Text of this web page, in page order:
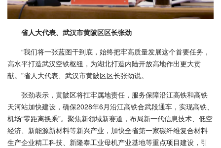
省人大代表、武汉市黄陂区区长张劲
“我们将一张蓝图干到底，始终把牢高质量发展这个首要任务，
高水平打造武汉空铁枢纽，为湖北打造内陆开放高地作出更大贡
献。”省人大代表、武汉市黄陂区区长张劲说。
张劲表示，黄陂区将扛牢属地责任，服务保障沿江高铁和高铁
天河站加快建设，确保2028年6月沿江高铁合武段通车，实现高铁、
机场“零距离换乘”。聚焦新领域新赛道，布局新一代信息技术、低空
经济、新能源新材料等新兴产业，加快全省第一家碳纤维复合材料
生产企业精工科技、新隆泰工业母机产业基地等重点项目建设，引